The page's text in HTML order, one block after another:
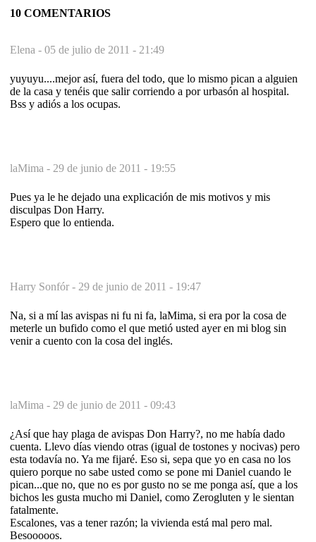
10 COMENTARIOS
Elena - 05 de julio de 2011 - 21:49
yuyuyu....mejor así, fuera del todo, que lo mismo pican a alguien
de la casa y tenéis que salir corriendo a por urbasón al hospital.
Bss y adiós a los ocupas.
laMima - 29 de junio de 2011 - 19:55
Pues ya le he dejado una explicación de mis motivos y mis
disculpas Don Harry.
Espero que lo entienda.
Harry Sonfór - 29 de junio de 2011 - 19:47
Na, si a mí las avispas ni fu ni fa, laMima, si era por la cosa de
meterle un bufido como el que metió usted ayer en mi blog sin
venir a cuento con la cosa del inglés.
laMima - 29 de junio de 2011 - 09:43
¿Así que hay plaga de avispas Don Harry?, no me había dado
cuenta. Llevo días viendo otras (igual de tostones y nocivas) pero
esta todavía no. Ya me fijaré. Eso si, sepa que yo en casa no los
quiero porque no sabe usted como se pone mi Daniel cuando le
pican...que no, que no es por gusto no se me ponga así, que a los
bichos les gusta mucho mi Daniel, como Zerogluten y le sientan
fatalmente.
Escalones, vas a tener razón; la vivienda está mal pero mal.
Besooooos.